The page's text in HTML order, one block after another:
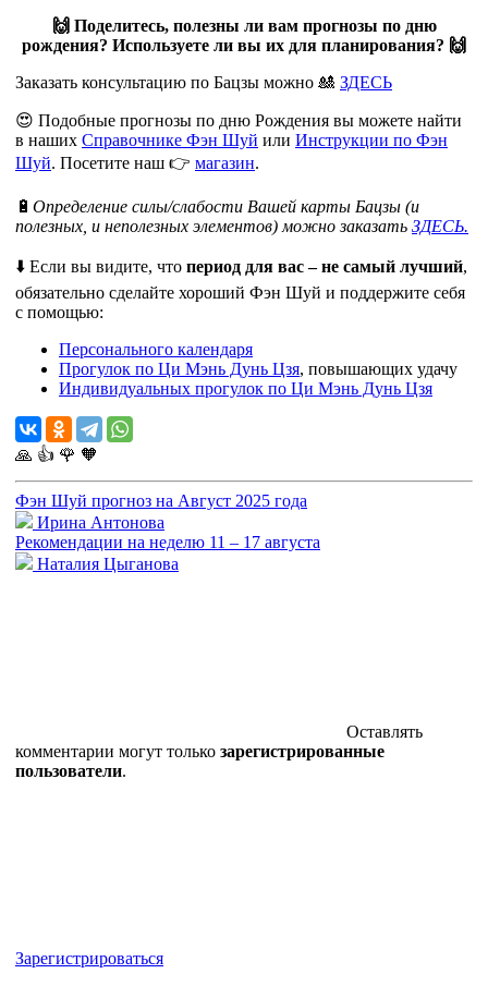
🙌 Поделитесь, полезны ли вам прогнозы по дню
рождения? Используете ли вы их для планирования? 🙌
Заказать консультацию по Бацзы можно 🎎 ЗДЕСЬ
😍 Подобные прогнозы по дню Рождения вы можете найти
в наших Справочнике Фэн Шуй или Инструкции по Фэн
Шуй. Посетите наш 👉 магазин.
🔋 Определение силы/слабости Вашей карты Бацзы (и
полезных, и неполезных элементов) можно заказать ЗДЕСЬ.
⬇️ Если вы видите, что период для вас – не самый лучший,
обязательно сделайте хороший Фэн Шуй и поддержите себя
с помощью:
Персонального календаря
Прогулок по Ци Мэнь Дунь Цзя, повышающих удачу
Индивидуальных прогулок по Ци Мэнь Дунь Цзя
🙏 👍 🌹 🧡
Фэн Шуй прогноз на Август 2025 года
Ирина Антонова
Рекомендации на неделю 11 – 17 августа
Наталия Цыганова
Оставлять
комментарии могут только зарегистрированные
пользователи.
Зарегистрироваться